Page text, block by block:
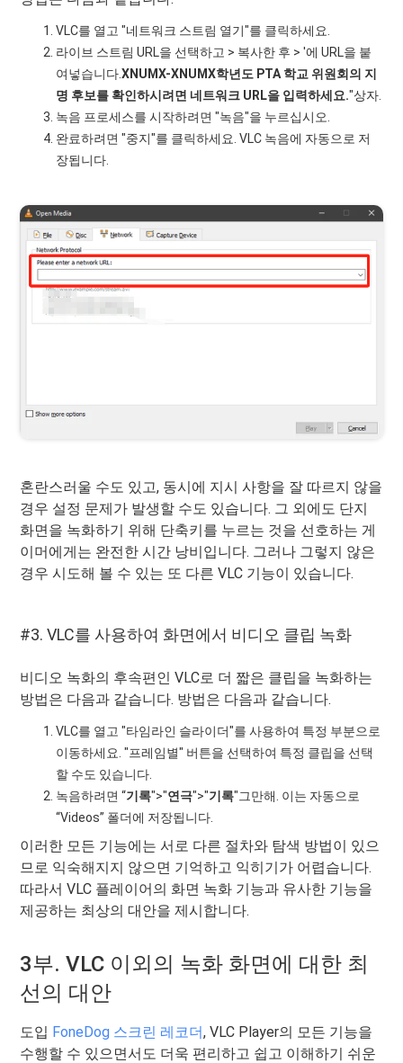
VLC를 열고 "네트워크 스트림 열기"를 클릭하세요.
라이브 스트림 URL을 선택하고 > 복사한 후 > '에 URL을 붙
여넣습니다.XNUMX-XNUMX학년도 PTA 학교 위원회의 지
명 후보를 확인하시려면 네트워크 URL을 입력하세요."상자.
녹음 프로세스를 시작하려면 "녹음"을 누르십시오.
완료하려면 "중지"를 클릭하세요. VLC 녹음에 자동으로 저
장됩니다.
혼란스러울 수도 있고, 동시에 지시 사항을 잘 따르지 않을
경우 설정 문제가 발생할 수도 있습니다. 그 외에도 단지
화면을 녹화하기 위해 단축키를 누르는 것을 선호하는 게
이머에게는 완전한 시간 낭비입니다. 그러나 그렇지 않은
경우 시도해 볼 수 있는 또 다른 VLC 기능이 있습니다.
#3. VLC를 사용하여 화면에서 비디오 클립 녹화
비디오 녹화의 후속편인 VLC로 더 짧은 클립을 녹화하는
방법은 다음과 같습니다. 방법은 다음과 같습니다.
VLC를 열고 "타임라인 슬라이더"를 사용하여 특정 부분으로
이동하세요. "프레임별" 버튼을 선택하여 특정 클립을 선택
할 수도 있습니다.
녹음하려면 “기록">"연극">"기록"그만해. 이는 자동으로
“Videos” 폴더에 저장됩니다.
이러한 모든 기능에는 서로 다른 절차와 탐색 방법이 있으
므로 익숙해지지 않으면 기억하고 익히기가 어렵습니다.
따라서 VLC 플레이어의 화면 녹화 기능과 유사한 기능을
제공하는 최상의 대안을 제시합니다.
3부. VLC 이외의 녹화 화면에 대한 최
선의 대안
도입 FoneDog 스크린 레코더, VLC Player의 모든 기능을
수행할 수 있으면서도 더욱 편리하고 쉽고 이해하기 쉬운